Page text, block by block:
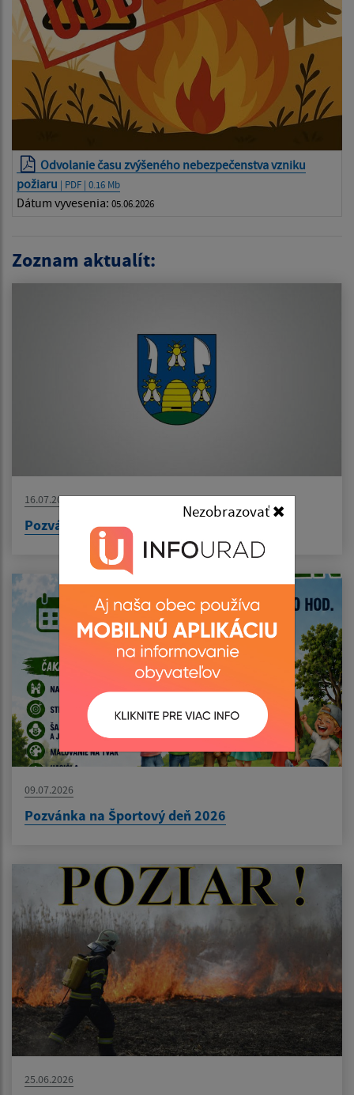
Nezobrazovať
Odvolanie času zvýšeného nebezpečenstva vzniku
požiaru | PDF | 0.16 Mb
Dátum vyvesenia: 05.06.2026
Zoznam aktualít:
16.07.2026
Pozvánka na OZ
09.07.2026
Pozvánka na Športový deň 2026
25.06.2026